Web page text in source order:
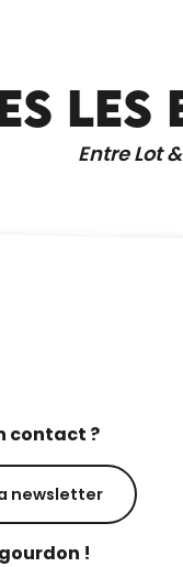
LES
Entre Lot
RESTAURANT
contact ?
newsletter
!